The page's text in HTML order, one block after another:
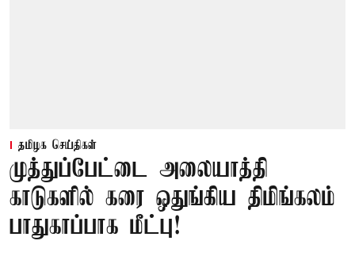
தமிழக செய்திகள்
முத்துப்பேட்டை அலையாத்தி
காடுகளில் கரை ஒதுங்கிய திமிங்கலம்
பாதுகாப்பாக மீட்பு!